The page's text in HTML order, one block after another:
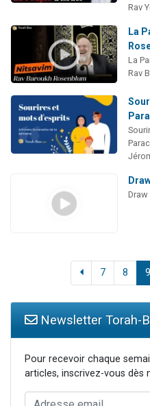
Rav
La
La
Rav
Draw
7 8 9
Newsletter Torah-
Pour recevoir chaque
articles, inscrivez-vous dès